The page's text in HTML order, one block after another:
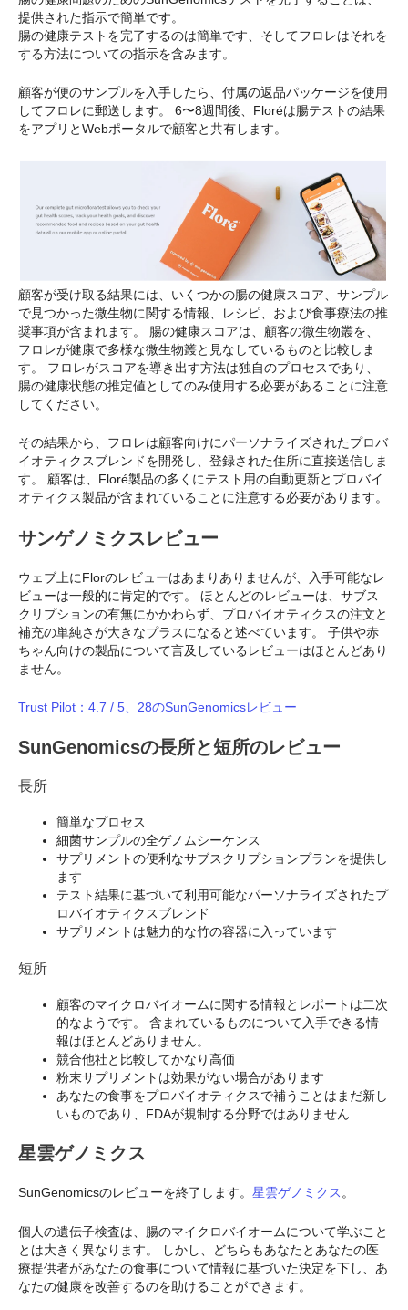
提供された指示で簡単です。
腸の健康テストを完了するのは簡単です、そしてフロレはそれを
する方法についての指示を含みます。
顧客が便のサンプルを入手したら、付属の返品パッケージを使用
してフロレに郵送します。 6〜8週間後、Floréは腸テストの結果
をアプリとWebポータルで顧客と共有します。
顧客が受け取る結果には、いくつかの腸の健康スコア、サンプル
で見つかった微生物に関する情報、レシピ、および食事療法の推
奨事項が含まれます。 腸の健康スコアは、顧客の微生物叢を、
フロレが健康で多様な微生物叢と見なしているものと比較しま
す。 フロレがスコアを導き出す方法は独自のプロセスであり、
腸の健康状態の推定値としてのみ使用する必要があることに注意
してください。
その結果から、フロレは顧客向けにパーソナライズされたプロバ
イオティクスブレンドを開発し、登録された住所に直接送信しま
す。 顧客は、Floré製品の多くにテスト用の自動更新とプロバイ
オティクス製品が含まれていることに注意する必要があります。
サンゲノミクスレビュー
ウェブ上にFlorのレビューはあまりありませんが、入手可能なレ
ビューは一般的に肯定的です。 ほとんどのレビューは、サブス
クリプションの有無にかかわらず、プロバイオティクスの注文と
補充の単純さが大きなプラスになると述べています。 子供や赤
ちゃん向けの製品について言及しているレビューはほとんどあり
ません。
Trust Pilot：4.7 / 5、28のSunGenomicsレビュー
SunGenomicsの長所と短所のレビュー
長所
簡単なプロセス
細菌サンプルの全ゲノムシーケンス
サプリメントの便利なサブスクリプションプランを提供し
ます
テスト結果に基づいて利用可能なパーソナライズされたプ
ロバイオティクスブレンド
サプリメントは魅力的な竹の容器に入っています
短所
顧客のマイクロバイオームに関する情報とレポートは二次
的なようです。 含まれているものについて入手できる情
報はほとんどありません。
競合他社と比較してかなり高価
粉末サプリメントは効果がない場合があります
あなたの食事をプロバイオティクスで補うことはまだ新し
いものであり、FDAが規制する分野ではありません
星雲ゲノミクス
SunGenomicsのレビューを終了します。 星雲ゲノミクス。
個人の遺伝子検査は、腸のマイクロバイオームについて学ぶこと
とは大きく異なります。 しかし、どちらもあなたとあなたの医
療提供者があなたの食事について情報に基づいた決定を下し、あ
なたの健康を改善するのを助けることができます。